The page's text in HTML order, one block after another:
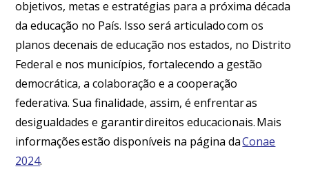
objetivos, metas e estratégias para a próxima década
da educação no País. Isso será articulado com os
planos decenais de educação nos estados, no Distrito
Federal e nos municípios, fortalecendo a gestão
democrática, a colaboração e a cooperação
federativa. Sua finalidade, assim, é enfrentar as
desigualdades e garantir direitos educacionais. Mais
informações estão disponíveis na página daConae
2024.